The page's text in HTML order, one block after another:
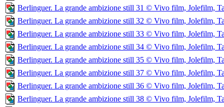
Berlinguer. La grande ambizione still 31 © Vivo film, Jolefilm,
Berlinguer. La grande ambizione still 32 © Vivo film, Jolefilm,
Berlinguer. La grande ambizione still 33 © Vivo film, Jolefilm,
Berlinguer. La grande ambizione still 34 © Vivo film, Jolefilm,
Berlinguer. La grande ambizione still 35 © Vivo film, Jolefilm,
Berlinguer. La grande ambizione still 37 © Vivo film, Jolefilm,
Berlinguer. La grande ambizione still 36 © Vivo film, Jolefilm,
Berlinguer. La grande ambizione still 38 © Vivo film, Jolefilm,